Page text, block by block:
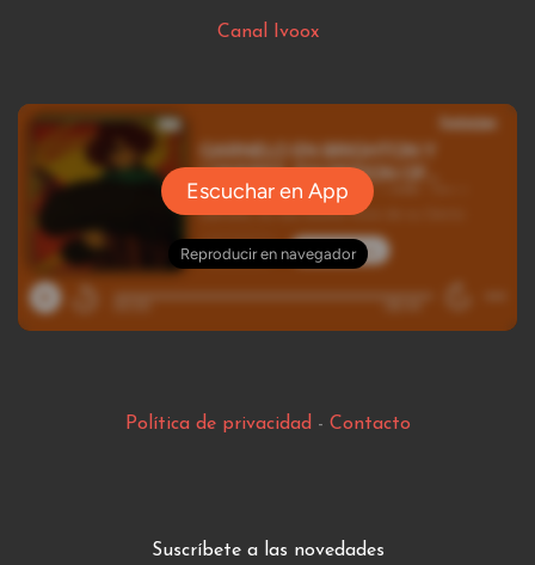
Canal Ivoox
Política de privacidad - Contacto
Suscríbete a las novedades